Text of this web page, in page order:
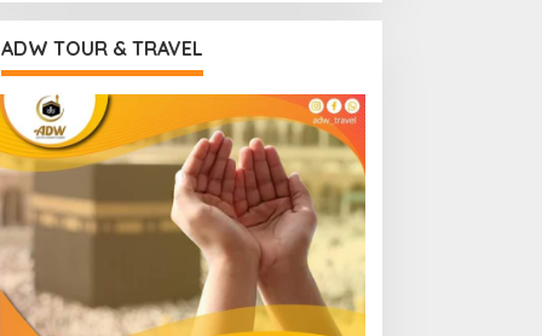
ADW TOUR & TRAVEL